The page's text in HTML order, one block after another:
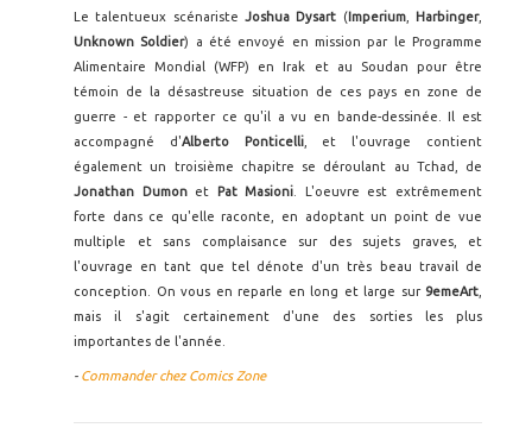
Le talentueux scénariste Joshua Dysart (Imperium, Harbinger,
Unknown Soldier) a été envoyé en mission par le Programme
Alimentaire Mondial (WFP) en Irak et au Soudan pour être
témoin de la désastreuse situation de ces pays en zone de
guerre - et rapporter ce qu'il a vu en bande-dessinée. Il est
accompagné d'Alberto Ponticelli, et l'ouvrage contient
également un troisième chapitre se déroulant au Tchad, de
Jonathan Dumon et Pat Masioni . L'oeuvre est extrêmement
forte dans ce qu'elle raconte, en adoptant un point de vue
multiple et sans complaisance sur des sujets graves, et
l'ouvrage en tant que tel dénote d'un très beau travail de
conception. On vous en reparle en long et large sur 9emeArt
mais il s'agit certainement d'une des sorties les plus
importantes de l'année.
- Commander chez Comics Zone